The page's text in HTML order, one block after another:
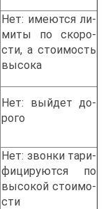
Нет: име­ют­ся ли­
ми­ты по ско­ро­
сти, а сто­и­мость
вы­со­ка
Нет: вый­дет до­
ро­го
Нет: звон­ки та­ри­
фи­ци­ру­ют­ся по
вы­со­кой сто­и­мо­
сти